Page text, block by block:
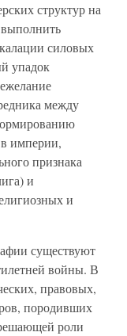
структур на
силовых
упадок
между
в империи,
признака
и
и
существуют
войны. В
правовых,
породивших
роли